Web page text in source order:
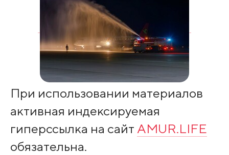
При использовании материалов
активная индексируемая
гиперссылка на сайт AMUR.LIFE
обязательна.